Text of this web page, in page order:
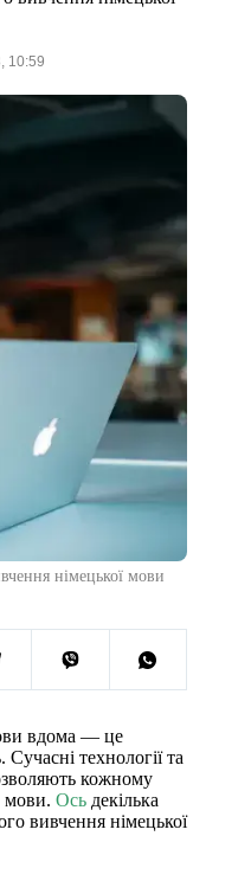
10:59
німецької мови
вдома — це
технології та
кожному
мови. Ось декілька
вивчення німецької